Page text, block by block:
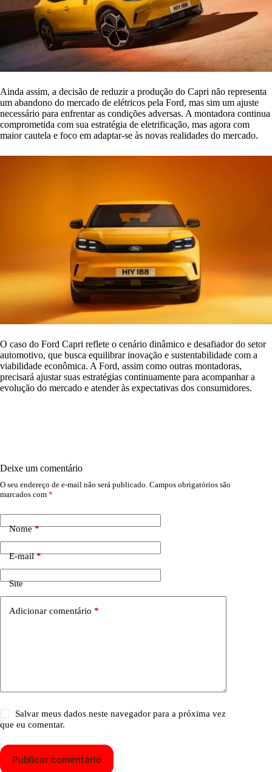
Ainda assim, a decisão de reduzir a produção do Capri não representa
um abandono do mercado de elétricos pela Ford, mas sim um ajuste
necessário para enfrentar as condições adversas. A montadora continua
comprometida com sua estratégia de eletrificação, mas agora com
maior cautela e foco em adaptar-se às novas realidades do mercado.
O caso do Ford Capri reflete o cenário dinâmico e desafiador do setor
automotivo, que busca equilibrar inovação e sustentabilidade com a
viabilidade econômica. A Ford, assim como outras montadoras,
precisará ajustar suas estratégias continuamente para acompanhar a
evolução do mercado e atender às expectativas dos consumidores.
Deixe um comentário
O seu endereço de e-mail não será publicado. Campos obrigatórios são
marcados com *
Nome*
E-mail*
Site
Adicionar comentário *
Salvar meus dados neste navegador para a próxima vez
que eu comentar.
Publicar comentário